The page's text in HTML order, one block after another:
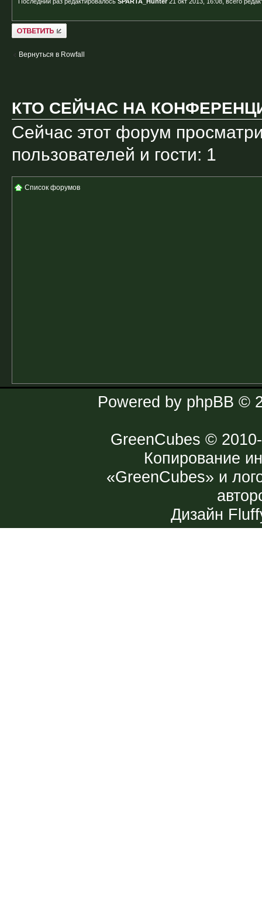
Ответить
Вернуться в Rowfall
КТО СЕЙЧАС НА
Сейчас этот форум
пользователей и гости: 1
Список форумов
Powered by phpBB ©
GreenCubes ©
Копирование
«GreenCubes» и
Дизайн